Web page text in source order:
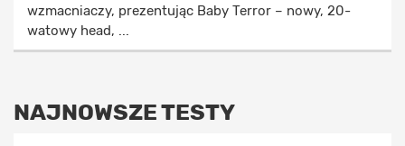
wzmacniaczy, prezentując Baby Terror – nowy, 20-
watowy head, ...
NAJNOWSZE TESTY